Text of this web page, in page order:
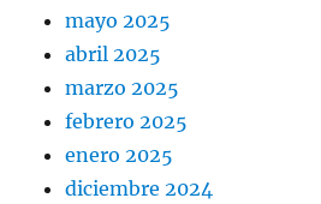
mayo 2025
abril 2025
marzo 2025
febrero 2025
enero 2025
diciembre 2024